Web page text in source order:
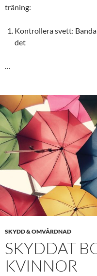
träning:
Kontrollera svett:
det
…
SKYDD & OMVÅRDNAD
SKYDDAT
KVINNOR